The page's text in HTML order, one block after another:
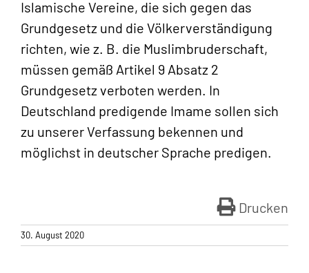
Islamische Vereine, die sich gegen das
Grundgesetz und die Völkerverständigung
richten, wie z. B. die Muslimbruderschaft,
müssen gemäß Artikel 9 Absatz 2
Grundgesetz verboten werden. In
Deutschland predigende Imame sollen sich
zu unserer Verfassung bekennen und
möglichst in deutscher Sprache predigen.
Drucken
30. August 2020